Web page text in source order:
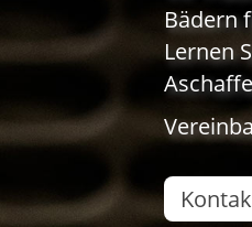
Bädern
Lernen